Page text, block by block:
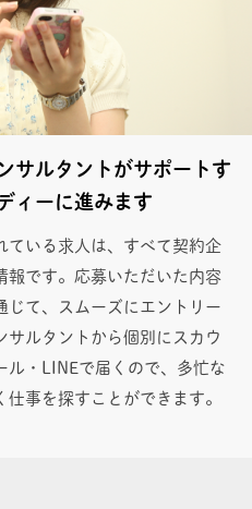
サルタントがサポートす
ィーに進みます
ている求人は、すべて契約企
報です。応募いただいた内容
じて、スムーズにエントリー
サルタントから個別にスカウ
ル・LINEで届くので、多忙な
事を探すことができます。